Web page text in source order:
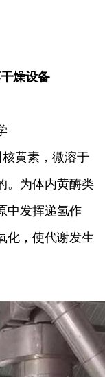
燥设备
黄素，微溶于
。为体内黄酶类
中发挥递氢作
化，使代谢发生